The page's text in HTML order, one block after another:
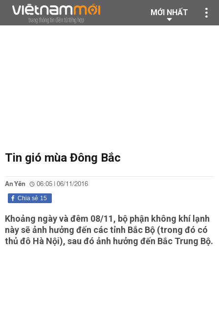
MỚI NHẤT
Tin gió mùa Đông Bắc
An Yên 06:05 | 06/11/2016
15
Chia sẻ
Khoảng ngày và đêm 08/11, bộ phận không khí lạnh
này sẽ ảnh hưởng đến các tỉnh Bắc Bộ (trong đó có
thủ đô Hà Nội), sau đó ảnh hưởng đến Bắc Trung Bộ.